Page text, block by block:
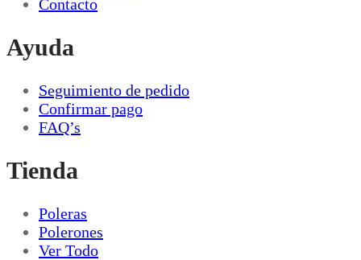
Contacto
Ayuda
Seguimiento de pedido
Confirmar pago
FAQ’s
Tienda
Poleras
Polerones
Ver Todo